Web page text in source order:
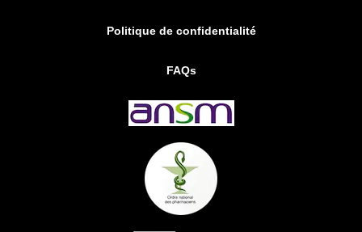
Politique de confidentialité
FAQs